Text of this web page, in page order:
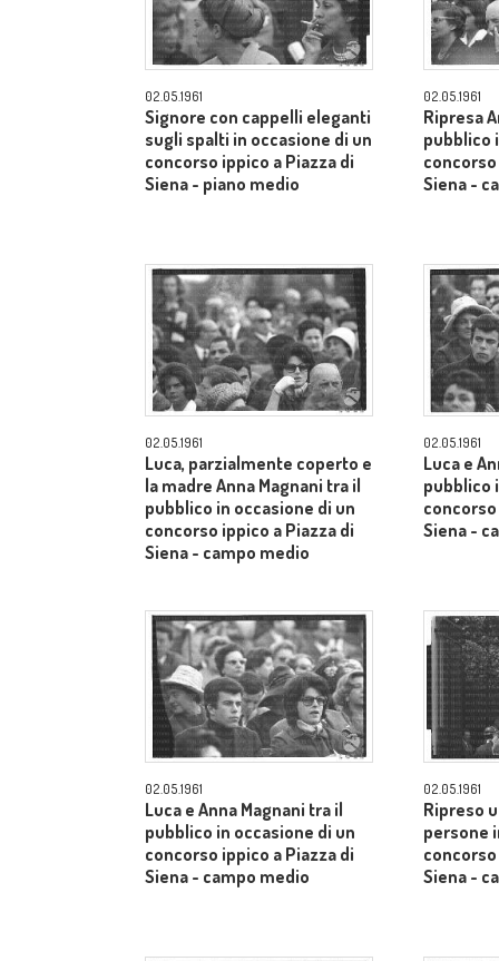
02.05.1961
Signore con cappelli eleganti
sugli spalti in occasione di un
concorso ippico a Piazza di
Siena - piano medio
02.05.1961
Ripresa
pubblico
Siena -
02.05.1961
Luca, parzialmente coperto e
la madre Anna Magnani tra il
pubblico in occasione di un
concorso ippico a Piazza di
Siena - campo medio
02.05.1961
Luca e
pubblico
Siena -
02.05.1961
Luca e Anna Magnani tra il
pubblico in occasione di un
concorso ippico a Piazza di
Siena - campo medio
02.05.1961
Ripreso
persone
Siena -